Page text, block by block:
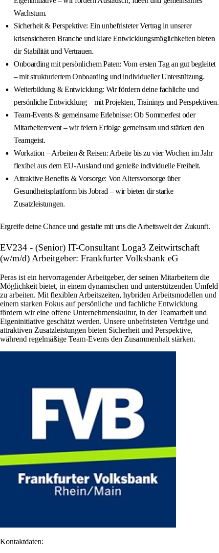
Wachstum.
Sicherheit & Perspektive: Ein unbefristeter Vertrag in unserer
krisensicheren Branche und klare Entwicklungsmöglichkeiten bieten
dir Stabilität und Vertrauen.
Onboarding mit persönlichem Paten: Vom ersten Tag an gut begleitet
– mit strukturiertem Onboarding und individueller Unterstützung.
Weiterbildung & Entwicklung: Wir fördern deine fachliche und
persönliche Entwicklung – mit Projekten, Trainings und Perspektiven.
Team-Events & gemeinsame Erlebnisse: Ob Sommerfest oder
Mitarbeiterevent – wir feiern Erfolge gemeinsam und stärken den
Teamgeist.
Workation – Arbeiten & Reisen: Arbeite bis zu vier Wochen im Jahr
flexibel aus dem EU-Ausland und genieße individuelle Freiheit.
Attraktive Benefits & Vorsorge: Von Altersvorsorge über
Gesundheitsplattform bis Jobrad – wir bieten dir starke
Zusatzleistungen.
Ergreife deine Chance und gestalte mit uns die Arbeitswelt der Zukunft.
EV234 - (Senior) IT-Consultant Loga3 Zeitwirtschaft
(w/m/d) Arbeitgeber: Frankfurter Volksbank eG
Peras ist ein hervorragender Arbeitgeber, der seinen Mitarbeitern die
Möglichkeit bietet, in einem dynamischen und unterstützenden Umfeld
zu arbeiten. Mit flexiblen Arbeitszeiten, hybriden Arbeitsmodellen und
einem starken Fokus auf persönliche und fachliche Entwicklung
fördern wir eine offene Unternehmenskultur, in der Teamarbeit und
Eigeninitiative geschätzt werden. Unsere unbefristeten Verträge und
attraktiven Zusatzleistungen bieten Sicherheit und Perspektive,
während regelmäßige Team-Events den Zusammenhalt stärken.
Kontaktdaten: